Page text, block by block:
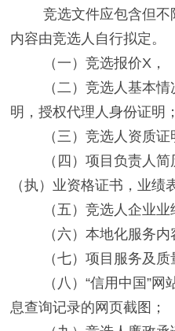
竞选文件应包含但
内容由竞选人自行拟定。
（一）竞选报价X ，
（二）竞选人基本情
明，授权代理人身份证明；
（三）竞选人资质证
（四）项目负责人简
（执）业资格证书，业绩
（五）竞选人企业业
（六）本地化服务内
（七）项目服务及质
（八）“信用中国”网
息查询记录的网页截图；